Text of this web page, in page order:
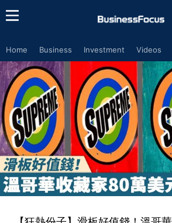
Home Business Investment Videos